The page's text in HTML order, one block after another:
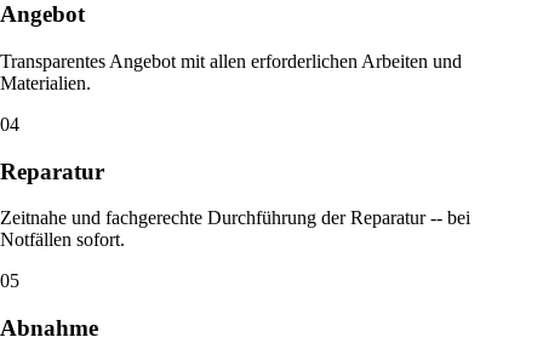
Angebot
Transparentes Angebot mit allen erforderlichen Arbeiten und
Materialien.
04
Reparatur
Zeitnahe und fachgerechte Durchführung der Reparatur -- bei
Notfällen sofort.
05
Abnahme